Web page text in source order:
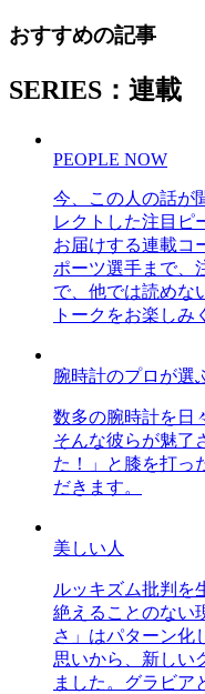
おすすめの記事
SERIES：連載
PEOPLE NOW
今、この人の話が
レクトした注目ピ
お届けする連載コ
ポーツ選手まで、
で、他では読めな
トークをお楽しみ
腕時計のプロが選
数多の腕時計を日
そんな彼らが魅了
た！」と膝を打っ
だきます。
美しい人
ルッキズム批判を
絶えることのない
さ」はパターン化
思いから、新しい
ました。グラビア